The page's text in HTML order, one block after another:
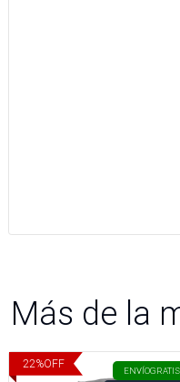
Más de la
22%OFF
ENVÍOGRATIS